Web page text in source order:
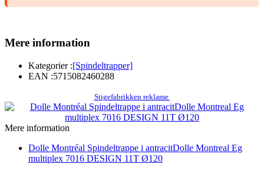
Mere information
Kategorier :[Spindeltrapper]
EAN :5715082460288
Stigefabrikken reklame
Mere information
Dolle Montréal Spindeltrappe i antracitDolle Montreal Eg
multiplex 7016 DESIGN 11T Ø120